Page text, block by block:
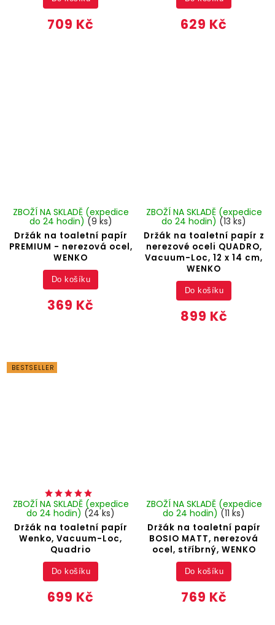
709 Kč 629 Kč
Držák na toaletní papír
PREMIUM - nerezová ocel,
WENKO
ZBOŽÍ NA SKLADĚ (expedice
do 24 hodin) (9 ks)
369 Kč
Do košíku
Držák na toaletní papír z
nerezové oceli QUADRO,
Vacuum-Loc, 12 x 14 cm,
WENKO
ZBOŽÍ NA SKLADĚ (expedice
do 24 hodin) (13 ks)
899 Kč
Do košíku
BESTSELLER
Držák na toaletní papír
Wenko, Vacuum-Loc,
Quadrio
ZBOŽÍ NA SKLADĚ (expedice
do 24 hodin) (24 ks)
699 Kč
Do košíku
Držák na toaletní papír
BOSIO MATT, nerezová
ocel, stříbrný, WENKO
ZBOŽÍ NA SKLADĚ (expedice
do 24 hodin) (11 ks)
769 Kč
Do košíku